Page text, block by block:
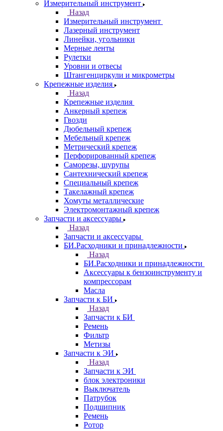
Измерительный инструмент
Назад
Измерительный инструмент
Лазерный инструмент
Линейки, угольники
Мерные ленты
Рулетки
Уровни и отвесы
Штангенциркули и микрометры
Крепежные изделия
Назад
Крепежные изделия
Анкерный крепеж
Гвозди
Дюбельный крепеж
Мебельный крепеж
Метрический крепеж
Перфорированный крепеж
Саморезы, шурупы
Сантехнический крепеж
Специальный крепеж
Такелажный крепеж
Хомуты металлические
Электромонтажный крепеж
Запчасти и аксессуары
Назад
Запчасти и аксессуары
БИ.Расходники и принадлежности
Назад
БИ.Расходники и принадлежности
Аксессуары к бензоинструменту и
компрессорам
Масла
Запчасти к БИ
Назад
Запчасти к БИ
Ремень
Фильтр
Метизы
Запчасти к ЭИ
Назад
Запчасти к ЭИ
блок электроники
Выключатель
Патрубок
Подшипник
Ремень
Ротор